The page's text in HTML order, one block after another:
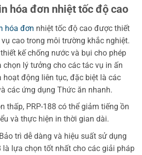
hóa đơn nhiệt tốc độ cao
hóa đơn nhiệt tốc độ cao được thiết
cao trong môi trường khắc nghiệt.
kế chống nước và bụi cho phép
chọn lý tưởng cho các tác vụ in ấn
hoạt động liên tục, đặc biệt là các
các ứng dụng Thức ăn nhanh.
thấp, PRP-188 có thể giảm tiếng ồn
và thực hiện in thời gian dài.
trì dễ dàng và hiệu suất sử dụng
là lựa chọn tốt nhất cho các giải pháp